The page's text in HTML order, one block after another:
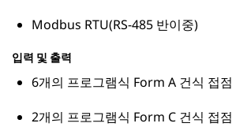
Modbus RTU(RS-485 반이중)
입력 및 출력
6개의 프로그램식 Form A 건식 접점
2개의 프로그램식 Form C 건식 접점